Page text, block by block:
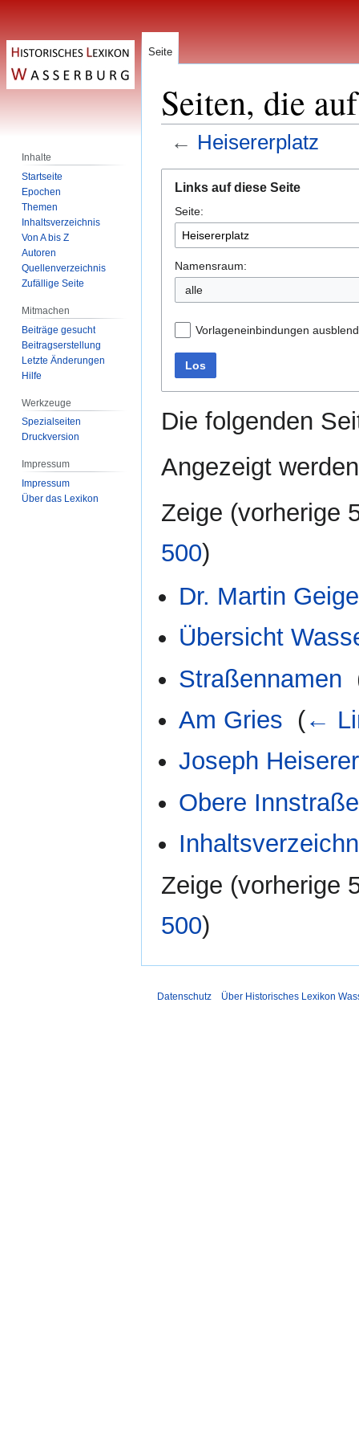
Seiten, die
← Heisererplatz
Navigation
springen
Suche
springen
Links auf diese Seite
Seite:
Namensraum:
alle
Vorlageneinbindungen
Los
Die folgenden
Angezeigt
Zeige (vorherige
500)
Dr. Martin
Übersicht
Straßennamen
Am Gries (←
Joseph Heiserer
Obere Innstraße
Zeige (vorherige
500)
Seite
Inhalte
Startseite
Epochen
Themen
Inhaltsverzeichnis
Von A bis Z
Autoren
Quellenverzeichnis
Zufällige Seite
Mitmachen
Beiträge gesucht
Beitragserstellung
Letzte Änderungen
Hilfe
Werkzeuge
Spezialseiten
Druckversion
Impressum
Impressum
Über das Lexikon
Datenschutz Über Historisches Lexikon